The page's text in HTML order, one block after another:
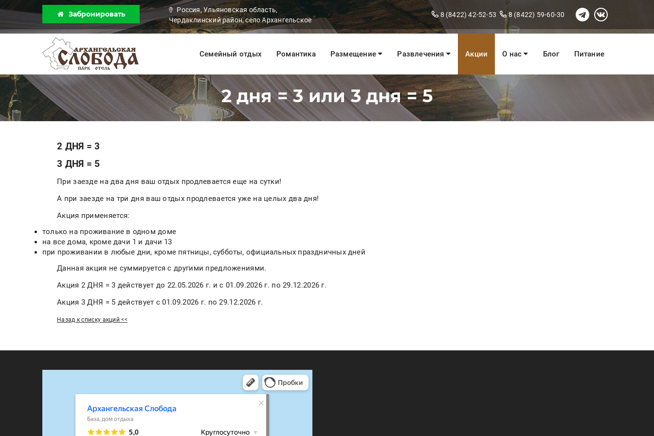
Забронировать
Россия, Ульяновская область,
Чердаклинский район, село Архангельское
8 (8422) 42-52-53 8 (8422) 59-60-30
Семейный отдых Романтика Размещение Развлечения Акции О нас Блог Питание
2 дня = 3 или 3 дня = 5
2 ДНЯ = 3
3 ДНЯ = 5
При заезде на два дня ваш отдых продлевается еще на сутки!
А при заезде на три дня ваш отдых продлевается уже на целых два дня!
Акция применяется:
только на проживание в одном доме
на все дома, кроме дачи 1 и дачи 13
при проживании в любые дни, кроме пятницы, субботы, официальных праздничных дней
Данная акция не суммируется с другими предложениями.
Акция 2 ДНЯ = 3 действует до 22.05.2026 г. и с 01.09.2026 г. по 29.12.2026 г.
Акция 3 ДНЯ = 5 действует с 01.09.2026 г. по 29.12.2026 г.
Назад к списку акций <<